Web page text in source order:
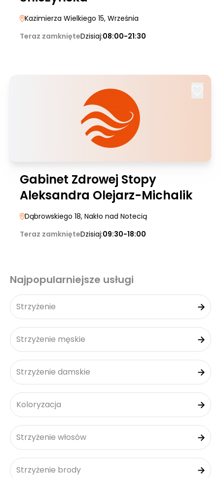
Kazimierza Wielkiego 15, Września
Teraz zamknięteDzisiaj:08:00-21:30
Gabinet Zdrowej Stopy
Aleksandra Olejarz-Michalik
Dąbrowskiego 18, Nakło nad Notecią
Teraz zamknięteDzisiaj:09:30-18:00
Najpopularniejsze usługi
Strzyżenie
Strzyżenie męskie
Strzyżenie damskie
Koloryzacja
Strzyżenie włosów
Strzyżenie brody